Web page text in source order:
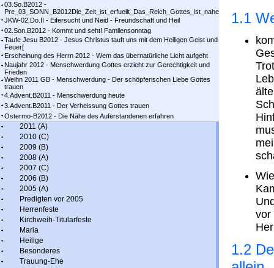
03.So.B2012 -
Pre_03_SONN_B2012Die_Zeit_ist_erfuellt_Das_Reich_Gottes_ist_nahe
JKW-02.Do.II - Eifersucht und Neid - Freundschaft und Heil
02.Son.B2012 - Kommt und seht! Famiiensonntag
Taufe Jesu B2012 - Jesus Christus tauft uns mit dem Heiligen Geist und
Feuer[
Erscheinung des Herrn 2012 - Wem das übernatürliche Licht aufgeht
Naujahr 2012 - Menschwerdung Gottes erzieht zur Gerechtigkeit und
Frieden
Weihn 2011 GB - Menschwerdung - Der schöpferischen Liebe Gottes
trauen
4.Advent.B2011 - Menschwerdung heute
3.Advent.B2011 - Der Verheissung Gottes trauen
Ostermo-B2012 - Die Nähe des Auferstandenen erfahren
2011 (A)
2010 (C)
2009 (B)
2008 (A)
2007 (C)
2006 (B)
2005 (A)
Predigten vor 2005
Herrenfeste
Kirchweih-Titularfeste
Maria
Heilige
Besonderes
Trauung-Ehe
1.1
vor
1.2